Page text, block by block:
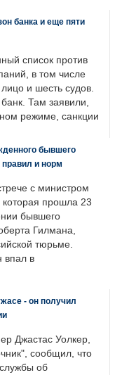
банка и еще пяти
список против
в том числе
и шесть судов.
Там заявили,
режиме, санкции
бывшего
и норм
с министром
прошла 23
бывшего
Гилмана,
тюрьме.
впал в
- он получил
Джастас Уолкер,
сообщил, что
об